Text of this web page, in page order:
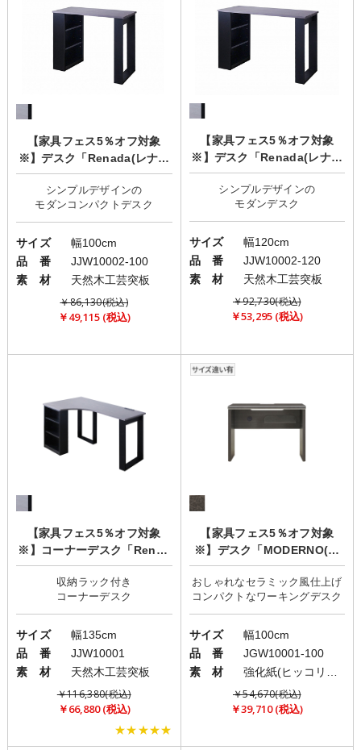
【家具フェス5％オフ対象
※】デスク「Renada(レナー
ダ)」
シンプルデザインの
サイズ
幅100cm
品 番
JJW10002-100
素 材
天然木工芸突板
￥86,130(税込)
￥49,115 (税込)
【家具フェス5％オフ対象
※】デスク「Renada(レナー
ダ)」
シンプルデザインの
サイズ
幅120cm
品 番
JJW10002-120
素 材
天然木工芸突板
￥92,730(税込)
￥53,295 (税込)
【家具フェス5％オフ対象
※】コーナーデスク「Renad
a(レナーダ)」
収納ラック付き
サイズ
幅135cm
品 番
JJW10001
素 材
天然木工芸突板
￥116,380(税込)
￥66,880 (税込)
★★★★★
【家具フェス5％オフ対象
※】デスク「MODERNO(モ
デルノ)」
おしゃれなセラミック風仕上げ
サイズ
幅100cm
品 番
JGW10001-100
素 材
￥54,670(税込)
￥39,710 (税込)